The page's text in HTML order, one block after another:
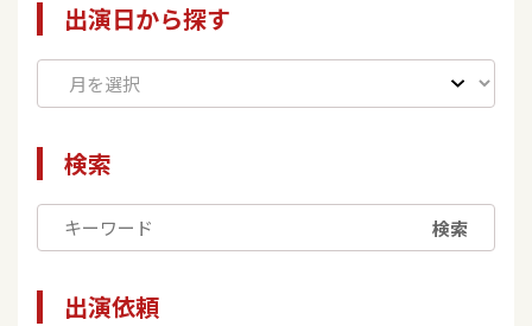
出演日から探す
検索
検索
出演依頼